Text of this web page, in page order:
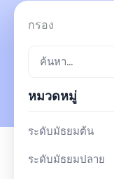
กรอง
หมวดหมู่
ระดับมัธยมต้น
ระดับมัธยมปลาย